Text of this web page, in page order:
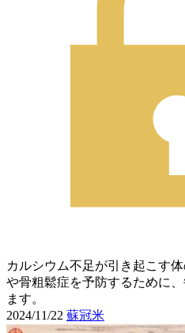
カルシウム不足が引き起こす
や骨粗鬆症を予防するために
ます。
2024/11/22 蘇冠米